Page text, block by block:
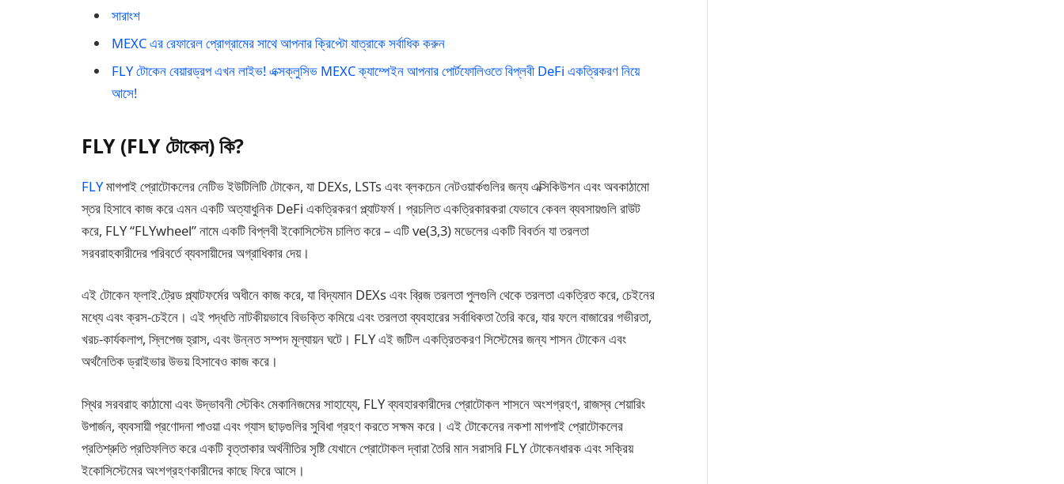
সারাংশ
MEXC এর রেফারেল প্রোগ্রামের সাথে আপনার ক্রিপ্টো যাত্রাকে সর্বাধিক করুন
FLY টোকেন বেয়ারড্রপ এখন লাইভ! এক্সক্লুসিভ MEXC ক্যাম্পেইন আপনার পোর্টফোলিওতে বিপ্লবী DeFi একত্রিকরণ নিয়ে
আসে!
FLY (FLY টোকেন) কি?
FLYমাগপাই প্রোটোকলের নেটিভ ইউটিলিটি টোকেন, যা DEXs, LSTs এবং ব্লকচেন নেটওয়ার্কগুলির জন্য এক্সিকিউশন এবং অবকাঠামো
স্তর হিসাবে কাজ করে এমন একটি অত্যাধুনিক DeFi একত্রিকরণ প্ল্যাটফর্ম। প্রচলিত একত্রিকারকরা যেভাবে কেবল ব্যবসায়গুলি রাউট
করে, FLY “FLYwheel” নামে একটি বিপ্লবী ইকোসিস্টেম চালিত করে – এটি ve(3,3) মডেলের একটি বিবর্তন যা তরলতা
সরবরাহকারীদের পরিবর্তে ব্যবসায়ীদের অগ্রাধিকার দেয়।
এই টোকেন ফ্লাই.ট্রেড প্ল্যাটফর্মের অধীনে কাজ করে, যা বিদ্যমান DEXs এবং ব্রিজ তরলতা পুলগুলি থেকে তরলতা একত্রিত করে, চেইনের
মধ্যে এবং ক্রস-চেইনে। এই পদ্ধতি নাটকীয়ভাবে বিভক্তি কমিয়ে এবং তরলতা ব্যবহারের সর্বাধিকতা তৈরি করে, যার ফলে বাজারের গভীরতা,
খরচ-কার্যকলাপ, স্লিপেজ হ্রাস, এবং উন্নত সম্পদ মূল্যায়ন ঘটে। FLY এই জটিল একত্রিতকরণ সিস্টেমের জন্য শাসন টোকেন এবং
অর্থনৈতিক ড্রাইভার উভয় হিসাবেও কাজ করে।
স্থির সরবরাহ কাঠামো এবং উদ্ভাবনী স্টেকিং মেকানিজমের সাহায্যে, FLY ব্যবহারকারীদের প্রোটোকল শাসনে অংশগ্রহণ, রাজস্ব শেয়ারিং
উপার্জন, ব্যবসায়ী প্রণোদনা পাওয়া এবং গ্যাস ছাড়গুলির সুবিধা গ্রহণ করতে সক্ষম করে। এই টোকেনের নকশা মাগপাই প্রোটোকলের
প্রতিশ্রুতি প্রতিফলিত করে একটি বৃত্তাকার অর্থনীতির সৃষ্টি যেখানে প্রোটোকল দ্বারা তৈরি মান সরাসরি FLY টোকেনধারক এবং সক্রিয়
ইকোসিস্টেমের অংশগ্রহণকারীদের কাছে ফিরে আসে।